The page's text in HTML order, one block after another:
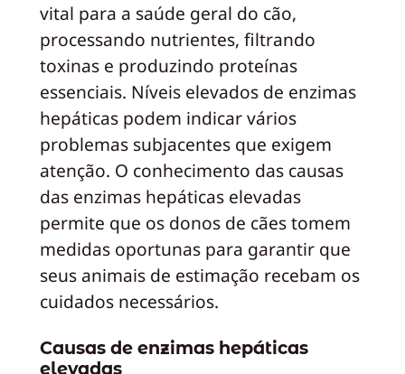
vital para a saúde geral do cão,
processando nutrientes, filtrando
toxinas e produzindo proteínas
essenciais. Níveis elevados de enzimas
hepáticas podem indicar vários
problemas subjacentes que exigem
atenção. O conhecimento das causas
das enzimas hepáticas elevadas
permite que os donos de cães tomem
medidas oportunas para garantir que
seus animais de estimação recebam os
cuidados necessários.
Causas de enzimas hepáticas
elevadas